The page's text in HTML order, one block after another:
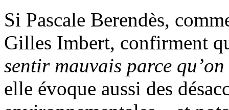
Si Pascale Berendès,
Gilles Imbert, confirment
sentir mauvais parce
elle évoque aussi des